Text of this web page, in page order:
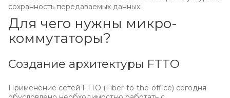
сохранность передаваемых данных.
Для чего нужны микро-
коммутаторы?
Создание архитектуры FTTO
Применение сетей FTTO (Fiber-to-the-office) сегодня